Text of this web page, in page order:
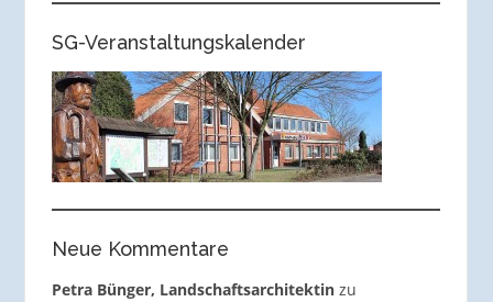
SG-Veranstaltungskalender
Neue Kommentare
Petra Bünger, Landschaftsarchitektinzu